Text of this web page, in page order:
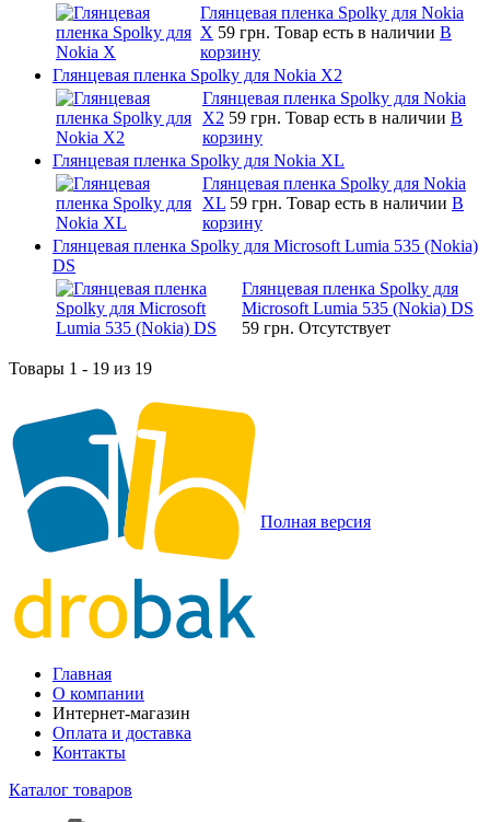
Глянцевая пленка Spolky для Nokia
X 59 грн. Товар есть в наличии В
корзину
Глянцевая пленка Spolky для Nokia X2
Глянцевая пленка Spolky для Nokia
X2 59 грн. Товар есть в наличии В
корзину
Глянцевая пленка Spolky для Nokia XL
Глянцевая пленка Spolky для Nokia
XL 59 грн. Товар есть в наличии В
корзину
Глянцевая пленка Spolky для Microsoft Lumia 535 (Nokia)
DS
Глянцевая пленка Spolky для
Microsoft Lumia 535 (Nokia) DS
59 грн. Отсутствует
Товары 1 - 19 из 19
Полная версия
Главная
О компании
Интернет-магазин
Оплата и доставка
Контакты
Каталог товаров